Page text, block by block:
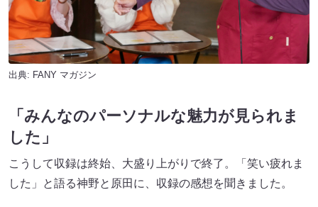
出典: FANY マガジン
「みんなのパーソナルな魅力が見られま
した」
こうして収録は終始、大盛り上がりで終了。「笑い疲れま
した」と語る神野と原田に、収録の感想を聞きました。